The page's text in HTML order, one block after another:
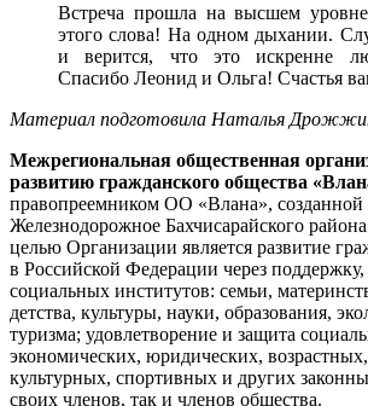
Встреча прошла на высшем
этого слова! На одном дыхании.
и верится, что это искренне
Спасибо Леонид и Ольга! Счастья
Материал подготовила Наталья
Межрегиональная общественная
развитию гражданского общества
правопреемником ОО «Влана», созданной
Железнодорожное Бахчисарайского
целью Организации является развитие
в Российской Федерации через
социальных институтов: семьи,
детства, культуры, науки, образования,
туризма; удовлетворение и защита
экономических, юридических,
культурных, спортивных и других
своих членов, так и членов общества.